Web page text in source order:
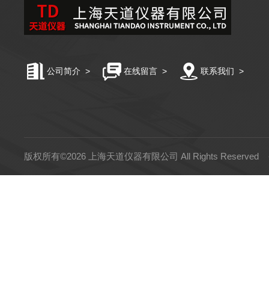
公司简介 > 在线留言 > 联系我们 >
版权所有©2026 上海天道仪器有限公司 All Rights Reserved